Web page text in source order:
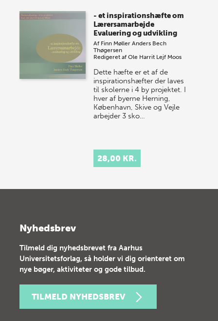
- et inspirationshæfte om
Lærersamarbejde
Evaluering og udvikling
Af Finn Møller Anders Bech
Thøgersen
Redigeret afOle Harrit Lejf Moos
Dette hæfte er et af de
inspirationshæfter der laves
til skolerne i 4 by projektet. I
hver af byerne Herning,
København, Skive og Vejle
arbejder 3 sko…
28,00 KR.
Nyhedsbrev
Tilmeld dig nyhedsbrevet fra Aarhus
Universitetsforlag, så holder vi dig orienteret om
nye bøger, aktiviteter og gode tilbud.
TILMELD NYHEDSBREV